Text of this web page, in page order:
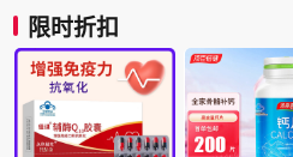
积分细则
积分兑换说明
限时折扣